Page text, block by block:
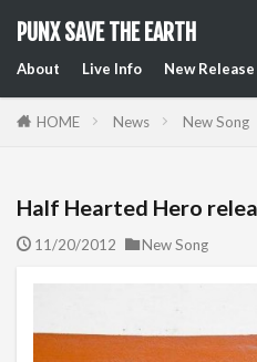
PUNX SAVE THE EARTH
About Live Info New Release
HOME News New Song
Half Hearted Hero
11/20/2012 New Song